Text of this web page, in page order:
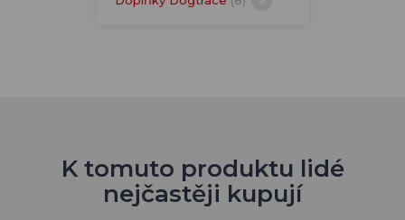
K tomuto produktu lidé
nejčastěji kupují